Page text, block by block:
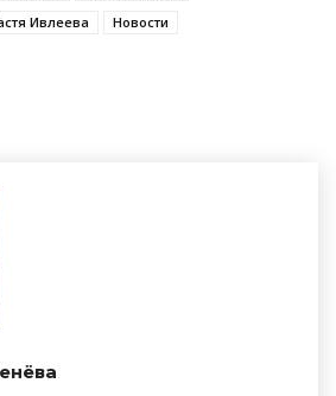
Ивлеева Новости